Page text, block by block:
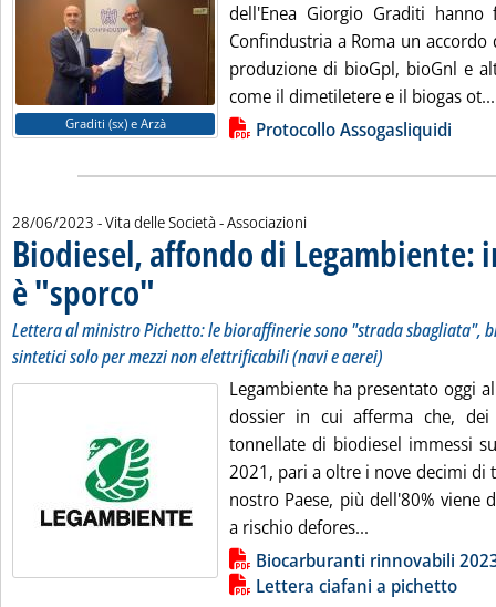
Graditi (sx) e Arzà
dell'Enea Giorgio Graditi
Confindustria a Roma un
produzione di bioGpl, bioGnl e
come il dimetiletere e il biogas ot...
Lista allegati PDF alla notiziaProtocollo Assogasliquidi
28/06/2023 - Vita delle Società - Associazioni
Biodiesel, affondo di Legambiente:
è "sporco" . Sottotitolo: Lettera al ministro Pichetto: le bioraffinerie sono
. Pubblicata mercoledì 28 giugno 2023 alle 16.28.
Lettera al ministro Pichetto: le bioraffinerie sono "strada sbagliata",
sintetici solo per mezzi non elettrificabili (navi e aerei)
Legambiente ha presentato oggi
dossier in cui afferma che,
tonnellate di biodiesel immessi
2021, pari a oltre i nove decimi
nostro Paese, più dell'80% viene
a rischio defores...
Lista allegati PDF alla notiziaBiocarburanti rinnovabili
Lettera ciafani a pichetto